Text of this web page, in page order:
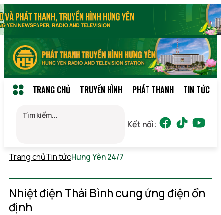
TRANG CHỦ TRUYỀN HÌNH PHÁT THANH TIN TỨC
Kết nối:
Trang chủTin tứcHưng Yên 24/7
Nhiệt điện Thái Bình cung ứng điện ổn
định